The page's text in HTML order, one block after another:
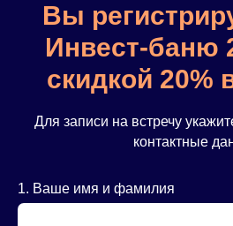
Вы
Инвест-баню
скидкой 20%
Для записи на встречу
контактные
1. Ваше имя и фамилия